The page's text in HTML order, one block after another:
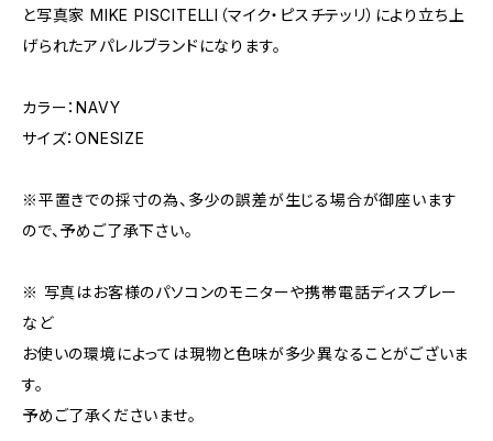
と写真家 MIKE PISCITELLI（マイク・ピスチテッリ）により立ち上
げられたアパレルブランドになります。
カラー：NAVY
サイズ：ONESIZE
※平置きでの採寸の為、多少の誤差が生じる場合が御座います
ので、予めご了承下さい。
※ 写真はお客様のパソコンのモニターや携帯電話ディスプレー
など
お使いの環境によっては現物と色味が多少異なることがございま
す。
予めご了承くださいませ。